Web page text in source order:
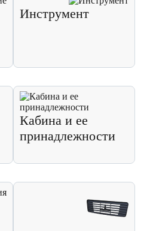
Инструмент
Кабина и ее
принадлежности